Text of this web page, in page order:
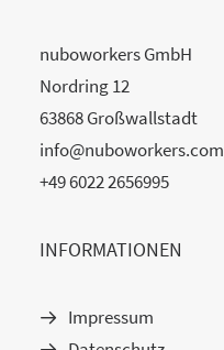
nuboworkers GmbH
Nordring 12
63868 Großwallstadt
info@nuboworkers.com
+49 6022 2656995
INFORMATIONEN
Impressum